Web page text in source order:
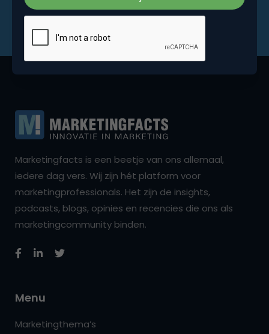
Marketingfacts is een beetje van ons allemaal,
iedere dag vers. Wij zijn hét platform voor
marketingprofessionals. Het zijn de insights,
podcasts, blogs, opinies en recencies die ons als
marketingcommunity binden.
Menu
Marketingthema’s